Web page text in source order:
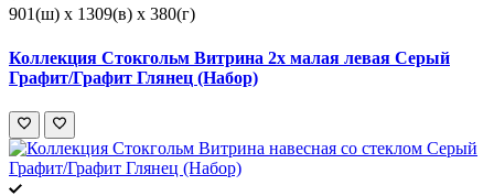
901(ш) x 1309(в) x 380(г)
Коллекция Стокгольм Витрина 2х малая левая Серый
Графит/Графит Глянец (Набор)